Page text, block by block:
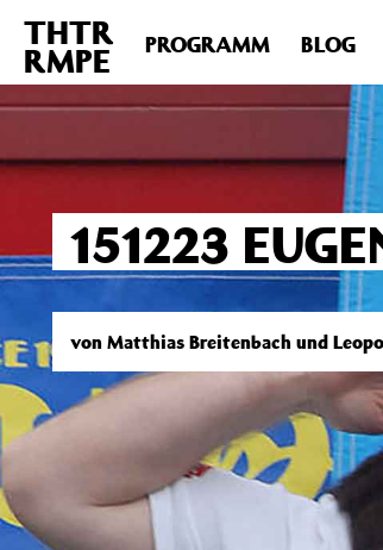
Deprecated : Die Funktion post_permalink
includes/functions.phpon line6031
THTR
RMPE PROGRAMM BLOG
151223
von Matthias Breitenbach und